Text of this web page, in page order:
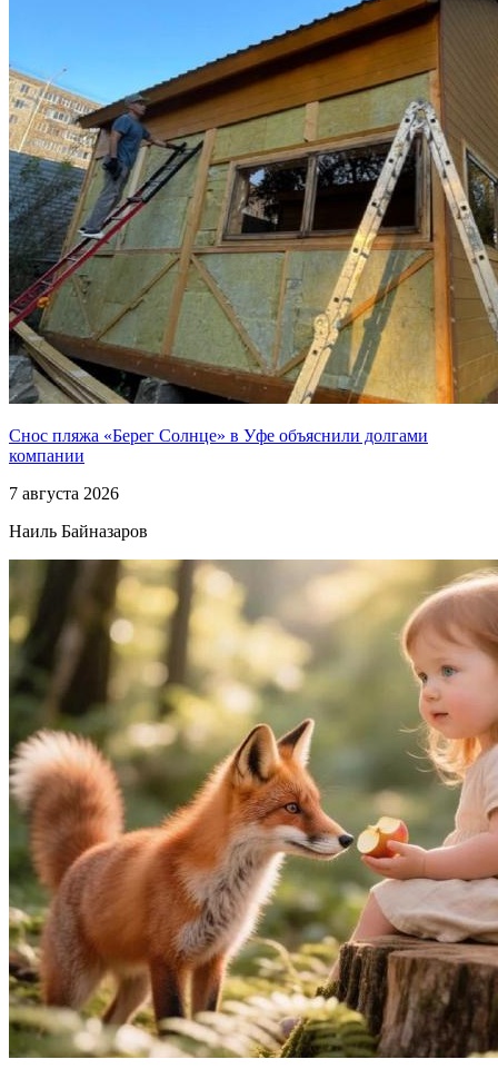
Снос пляжа «Берег Солнце» в Уфе объяснили долгами
компании
7 августа 2026
Наиль Байназаров